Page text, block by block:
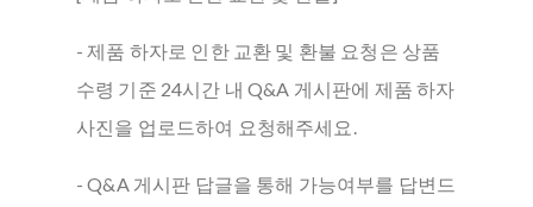
- 제품 하자로 인한 교환 및 환불 요청은 상품
수령 기준 24시간 내 Q&A 게시판에 제품 하자
사진을 업로드하여 요청해주세요.
- Q&A 게시판 답글을 통해 가능여부를 답변드